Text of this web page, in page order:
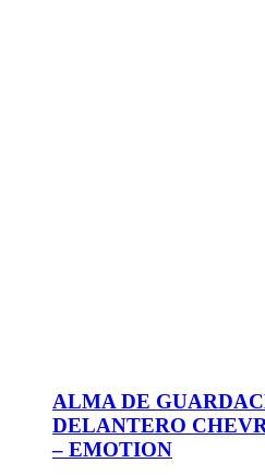
ALMA DE
DELANTERO
– EMOTION